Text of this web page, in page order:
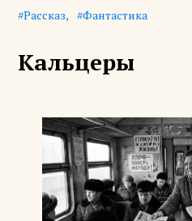
Рассказ Фантастика
Кальцеры